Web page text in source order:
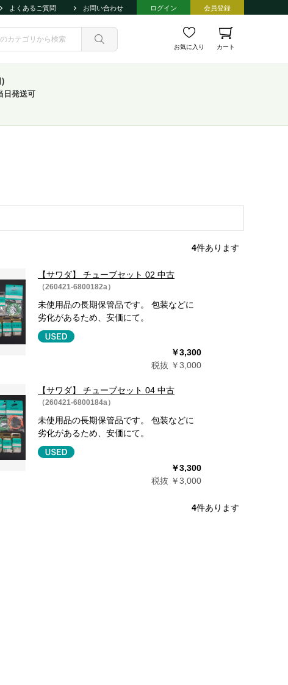
よくあるご質問 お問い合わせ ログイン 会員登録
お気に入り カート
)
日発送可
4件あります
【サワダ】 チューブセット 02 中古
（260421-6800182a）
未使用品の長期保管品です。 包装などに
劣化があるため、安価にて。
￥3,300
税抜 ￥3,000
【サワダ】 チューブセット 04 中古
（260421-6800184a）
未使用品の長期保管品です。 包装などに
劣化があるため、安価にて。
￥3,300
税抜 ￥3,000
4件あります